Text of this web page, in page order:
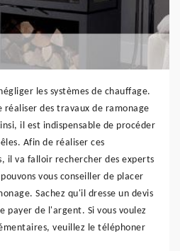
les systèmes de chauffage.
des travaux de ramonage
il est indispensable de procéder
Afin de réaliser ces
il va falloir rechercher des experts
vous conseiller de placer
Sachez qu'il dresse un devis
payer de l'argent. Si vous voulez
veuillez le téléphoner